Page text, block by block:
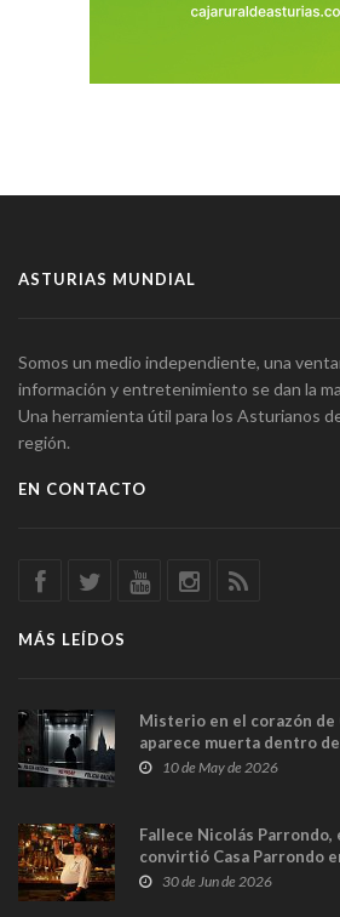
ASTURIAS MUNDIAL
Somos un medio independiente, una
información y entretenimiento se dan la
Una herramienta útil para los Asturianos
región.
EN CONTACTO
MÁS LEÍDOS
Misterio en el corazón de
aparece muerta dentro
y las cámaras captan sus
10 de May de 2026
Fallece Nicolás Parrondo,
convirtió Casa Parrondo
en Madrid
30 de Jun de 2026